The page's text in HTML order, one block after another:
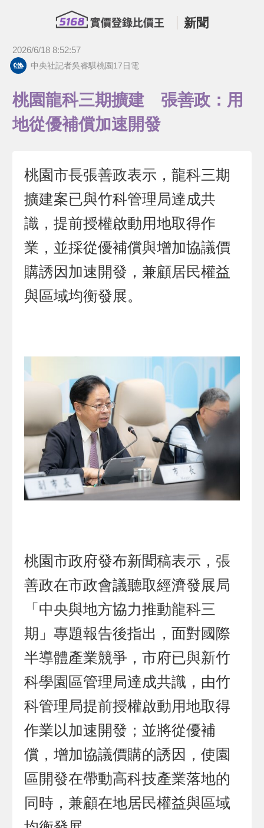
新聞
2026/6/18 8:52:57
中央社記者吳睿騏桃園17日電
桃園龍科三期擴建 張善政：用
地從優補償加速開發
桃園市長張善政表示，龍科三期
擴建案已與竹科管理局達成共
識，提前授權啟動用地取得作
業，並採從優補償與增加協議價
購誘因加速開發，兼顧居民權益
與區域均衡發展。
桃園市政府發布新聞稿表示，張
善政在市政會議聽取經濟發展局
「中央與地方協力推動龍科三
期」專題報告後指出，面對國際
半導體產業競爭，市府已與新竹
科學園區管理局達成共識，由竹
科管理局提前授權啟動用地取得
作業以加速開發；並將從優補
償，增加協議價購的誘因，使園
區開發在帶動高科技產業落地的
同時，兼顧在地居民權益與區域